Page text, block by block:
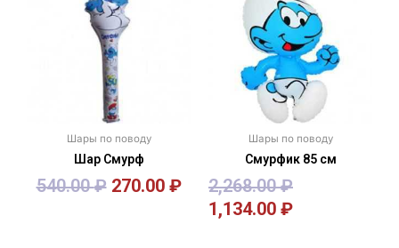
Шары по поводу
Шар Смурф
540.00₽ 270.00 ₽
Шары по поводу
Смурфик 85 см
2,268.00₽
1,134.00 ₽